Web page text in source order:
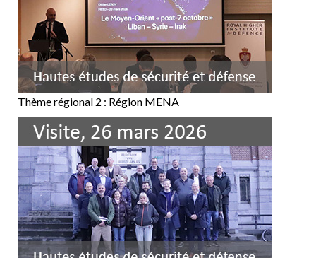
Thème régional 2 : Région MENA